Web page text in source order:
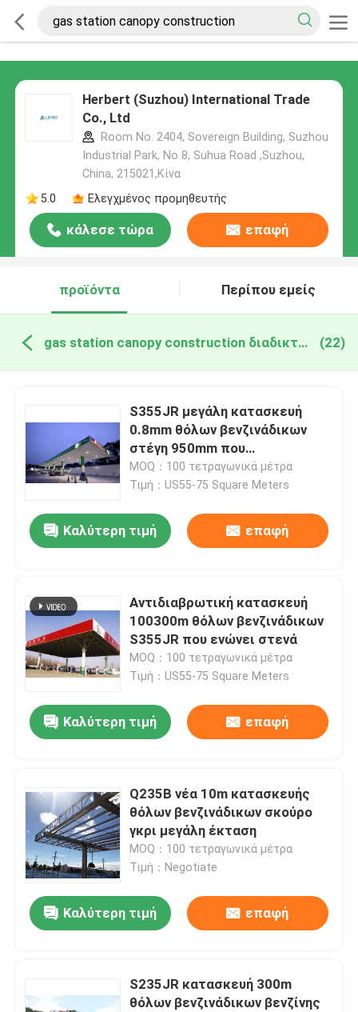
Herbert (Suzhou) International Trade
Co., Ltd
Room No. 2404, Sovereign Building, Suzhou
Industrial Park, No 8, Suhua Road ,Suzhou,
China, 215021,Κίνα
5.0
Ελεγχμένος προμηθευτής
κάλεσε τώρα επαφή
προϊόντα Περίπου εμείς
gas station canopy construction διαδικτυακή κατασκευή (22)
S355JR μεγάλη κατασκευή
0.8mm θόλων βενζινάδικων
στέγη 950mm που
προσαρμόζεται
MOQ：100 τετραγωνικά μέτρα
Τιμή：US55-75 Square Meters
Καλύτερη τιμή επαφή
Αντιδιαβρωτική κατασκευή
100300m θόλων βενζινάδικων
S355JR που ενώνει στενά
MOQ：100 τετραγωνικά μέτρα
Τιμή：US55-75 Square Meters
Καλύτερη τιμή επαφή
Q235B νέα 10m κατασκευής
θόλων βενζινάδικων σκούρο
γκρι μεγάλη έκταση
MOQ：100 τετραγωνικά μέτρα
Τιμή：Negotiate
Καλύτερη τιμή επαφή
S235JR κατασκευή 300m
θόλων βενζινάδικων βενζίνης